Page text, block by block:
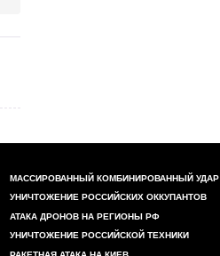
МАССИРОВАННЫЙ КОМБИНИРОВАННЫЙ УДАР
УНИЧТОЖЕНИЕ РОССИЙСКИХ ОККУПАНТОВ
АТАКА ДРОНОВ НА РЕГИОНЫ РФ
УНИЧТОЖЕНИЕ РОССИЙСКОЙ ТЕХНИКИ